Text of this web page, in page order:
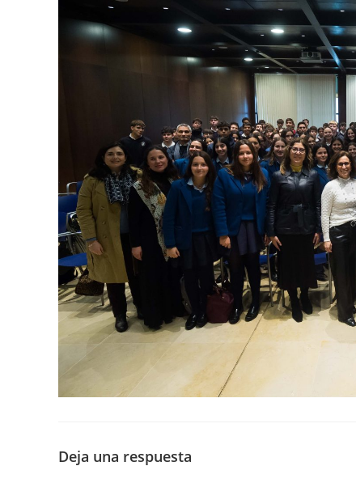
Deja una respuesta